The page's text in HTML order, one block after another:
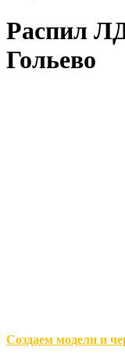
Распил
Гольево
Создаем модели и